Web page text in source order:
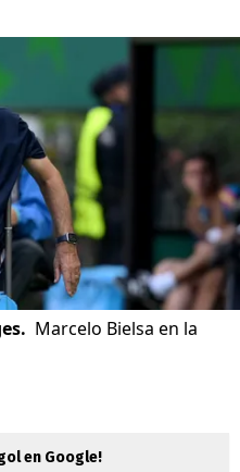
Marcelo Bielsa en la
en Google!